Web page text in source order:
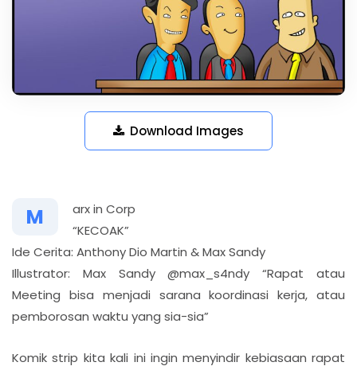
Download Images
M
arx in Corp
“KECOAK”
Ide Cerita: Anthony Dio Martin & Max Sandy
Illustrator: Max Sandy @max_s4ndy “Rapat atau
Meeting bisa menjadi sarana koordinasi kerja, atau
pemborosan waktu yang sia-sia”
Komik strip kita kali ini ingin menyindir kebiasaan rapat